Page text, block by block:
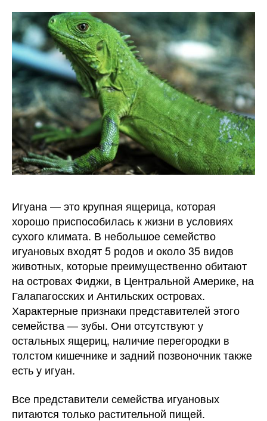
Игуана — это крупная ящерица, которая
хорошо приспособилась к жизни в условиях
сухого климата. В небольшое семейство
игуановых входят 5 родов и около 35 видов
животных, которые преимущественно обитают
на островах Фиджи, в Центральной Америке, на
Галапагосских и Антильских островах.
Характерные признаки представителей этого
семейства — зубы. Они отсутствуют у
остальных ящериц, наличие перегородки в
толстом кишечнике и задний позвоночник также
есть у игуан.
Все представители семейства игуановых
питаются только растительной пищей.